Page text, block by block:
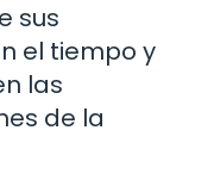
sus
el tiempo y
las
de la